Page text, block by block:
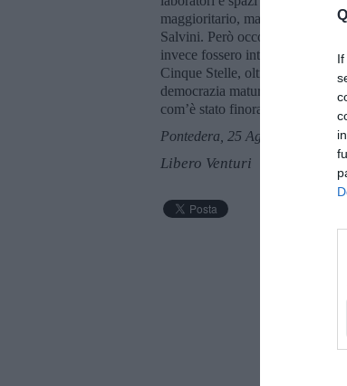
maggioritario, ma
Salvini. Però occorre un tempo
invece fossero intese rispettose
Cinque Stelle, oltretutto in
democrazia matura, anzi!
com’è stato finora. Vedremo.
Pontedera, 25 Agosto 2019
Libero Venturi